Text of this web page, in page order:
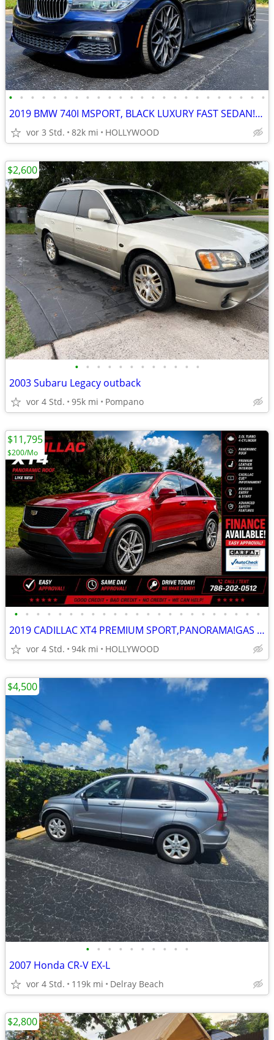
• • • • • • • • • • • • • • • • • • • • • • • •
2019 BMW 740I MSPORT, BLACK LUXURY FAST SEDAN!SERVICED!!!ACT FAST!!
vor 3 Std. 82k mi HOLLYWOOD
• • • • • • • • • • • •
2003 Subaru Legacy outback
vor 4 Std. 95k mi Pompano
$2,600
• • • • • • • • • • • • • • • • • • • • • • •
2019 CADILLAC XT4 PREMIUM SPORT,PANORAMA!GAS SAVER!ONLY $999 DOWN -
vor 4 Std. 94k mi HOLLYWOOD
$11,795
$200/Mo
• • • • • • • • • •
2007 Honda CR-V EX-L
vor 4 Std. 119k mi Delray Beach
$4,500
$2,800